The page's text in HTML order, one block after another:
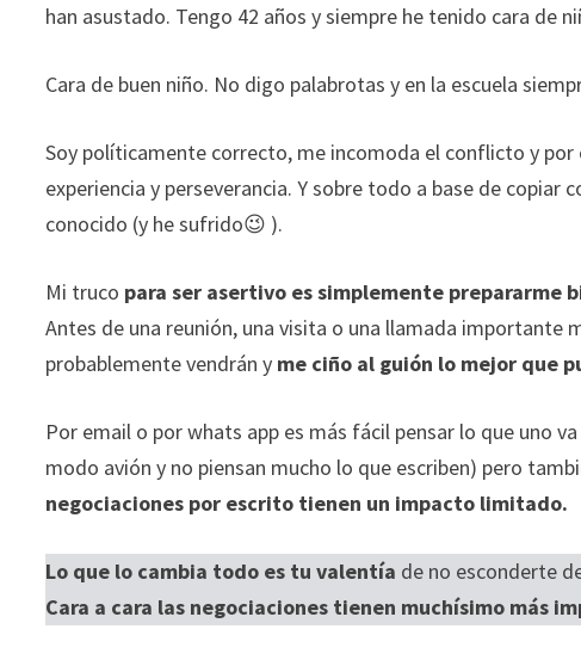
han asustado. Tengo 42 años y siempre he tenido cara de
Cara de buen niño. No digo palabrotas y en la escuela
Soy políticamente correcto, me incomoda el conflicto y
experiencia y perseverancia. Y sobre todo a base de
conocido (y he sufrido😉 ).
Mi truco para ser asertivo es simplemente prepararme
Antes de una reunión, una visita o una llamada
probablemente vendrán y me ciño al guión lo mejor que
Por email o por whats app es más fácil pensar lo que uno
modo avión y no piensan mucho lo que escriben) pero
negociaciones por escrito tienen un impacto limitado.
Lo que lo cambia todo es tu valentía de no esconderte
Cara a cara las negociaciones tienen muchísimo más